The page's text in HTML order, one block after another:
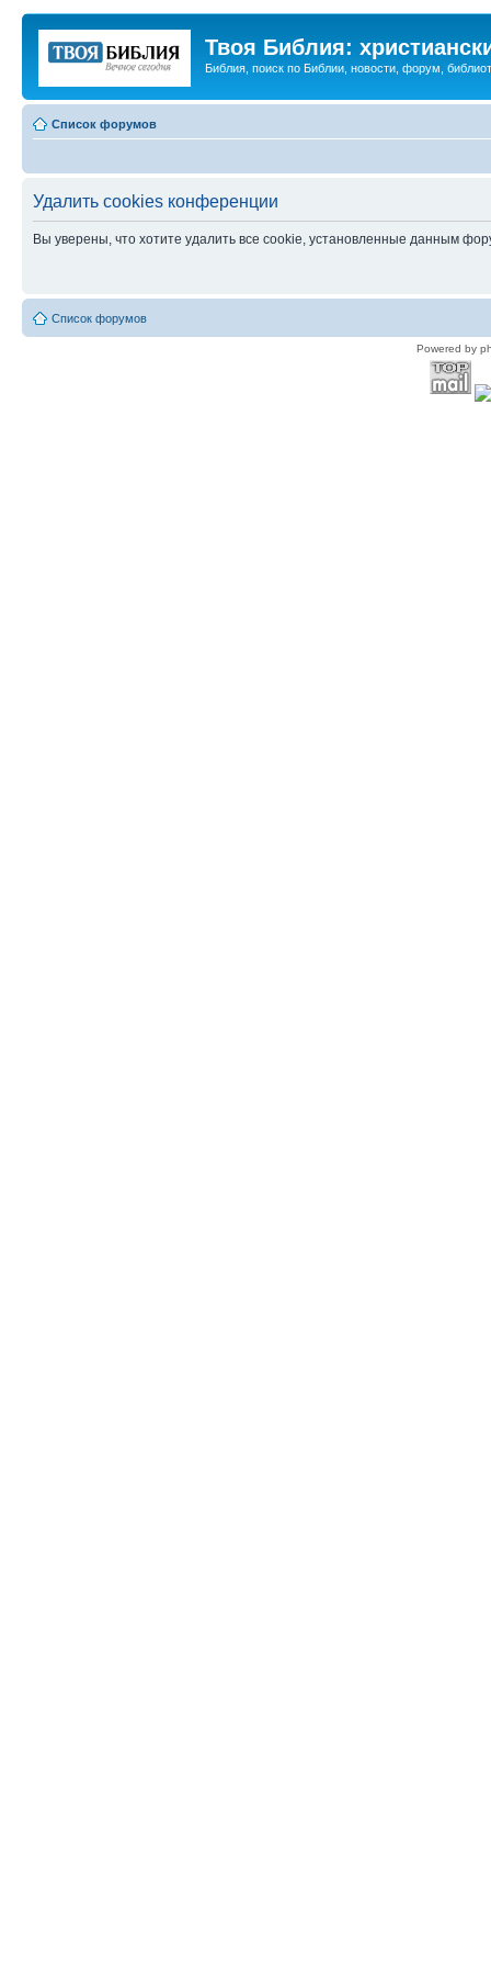
Твоя Библия:
Библия, поиск по Библии, новости, форум,
Список форумов
Удалить cookies конференции
Вы уверены, что хотите удалить все cookie, установленные данным
Список форумов
Powered by